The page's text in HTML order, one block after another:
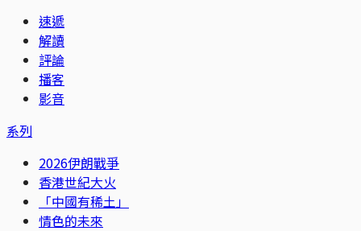
速遞
解讀
評論
播客
影音
系列
2026伊朗戰爭
香港世紀大火
「中國有稀土」
情色的未來